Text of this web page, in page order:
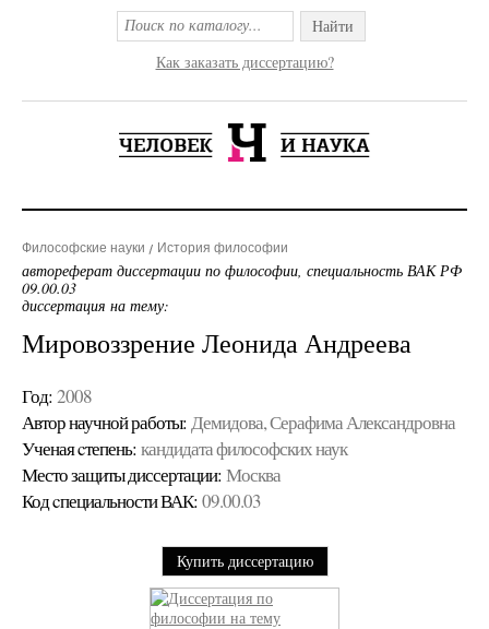
Найти
Как заказать диссертацию?
Философские науки История философии
автореферат диссертации по философии, специальность ВАК РФ
09.00.03
диссертация на тему:
Мировоззрение Леонида Андреева
Год: 2008
Автор научной работы: Демидова, Серафима Александровна
Ученая cтепень: кандидата философских наук
Место защиты диссертации: Москва
Код cпециальности ВАК: 09.00.03
Купить диссертацию